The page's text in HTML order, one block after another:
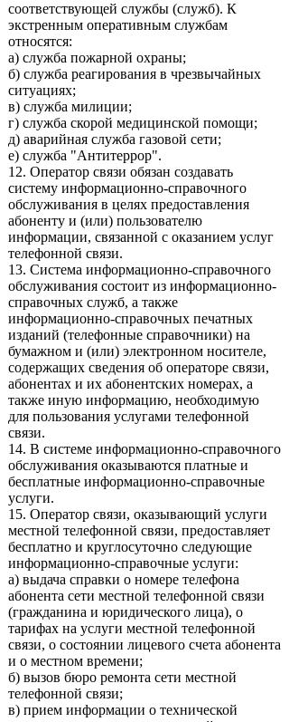
соответствующей службы (служб). К
экстренным оперативным службам
относятся:
а) служба пожарной охраны;
б) служба реагирования в чрезвычайных
ситуациях;
в) служба милиции;
г) служба скорой медицинской помощи;
д) аварийная служба газовой сети;
е) служба "Антитеррор".
12. Оператор связи обязан создавать
систему информационно-справочного
обслуживания в целях предоставления
абоненту и (или) пользователю
информации, связанной с оказанием услуг
телефонной связи.
13. Система информационно-справочного
обслуживания состоит из информационно-
справочных служб, а также
информационно-справочных печатных
изданий (телефонные справочники) на
бумажном и (или) электронном носителе,
содержащих сведения об операторе связи,
абонентах и их абонентских номерах, а
также иную информацию, необходимую
для пользования услугами телефонной
связи.
14. В системе информационно-справочного
обслуживания оказываются платные и
бесплатные информационно-справочные
услуги.
15. Оператор связи, оказывающий услуги
местной телефонной связи, предоставляет
бесплатно и круглосуточно следующие
информационно-справочные услуги:
а) выдача справки о номере телефона
абонента сети местной телефонной связи
(гражданина и юридического лица), о
тарифах на услуги местной телефонной
связи, о состоянии лицевого счета абонента
и о местном времени;
б) вызов бюро ремонта сети местной
телефонной связи;
в) прием информации о технической